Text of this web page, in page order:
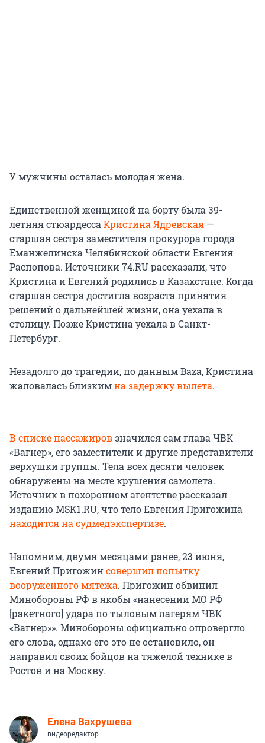
У мужчины осталась молодая жена.
Единственной женщиной на борту была 39-
летняя стюардесса Кристина Ядревская —
старшая сестра заместителя прокурора города
Еманжелинска Челябинской области Евгения
Распопова. Источники 74.RU рассказали, что
Кристина и Евгений родились в Казахстане. Когда
старшая сестра достигла возраста принятия
решений о дальнейшей жизни, она уехала в
столицу. Позже Кристина уехала в Санкт-
Петербург.
Незадолго до трагедии, по данным Baza, Кристина
жаловалась близкимна задержку вылета.
В списке пассажировзначился сам глава ЧВК
«Вагнер», его заместители и другие представители
верхушки группы. Тела всех десяти человек
обнаружены на месте крушения самолета.
Источник в похоронном агентстве рассказал
изданию MSK1.RU, что тело Евгения Пригожина
находится на судмедэкспертизе.
Напомним, двумя месяцами ранее, 23 июня,
Евгений Пригожинсовершил попытку
вооруженного мятежа. Пригожин обвинил
Минобороны РФ в якобы «нанесении МО РФ
[ракетного] удара по тыловым лагерям ЧВК
«Вагнер»». Минобороны официально опровергло
его слова, однако его это не остановило, он
направил своих бойцов на тяжелой технике в
Ростов и на Москву.
Елена Вахрушева
видеоредактор